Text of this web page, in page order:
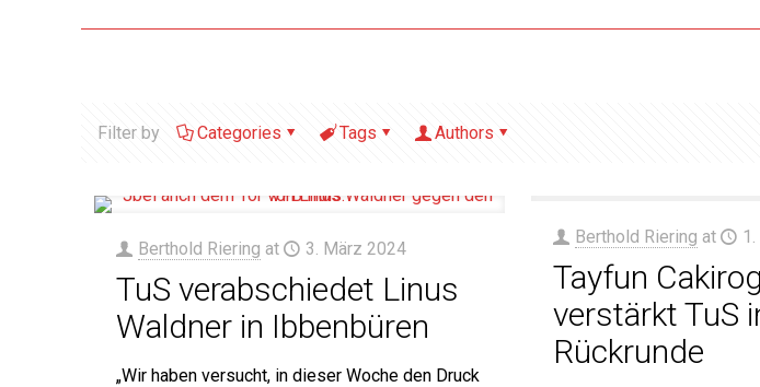
Filter by Categories Tags Authors
Berthold Riering at 3. März 2024
TuS verabschiedet Linus
Waldner in Ibbenbüren
„Wir haben versucht, in dieser Woche den Druck
Berthold Riering at
Tayfun
verstärkt TuS
Rückrunde